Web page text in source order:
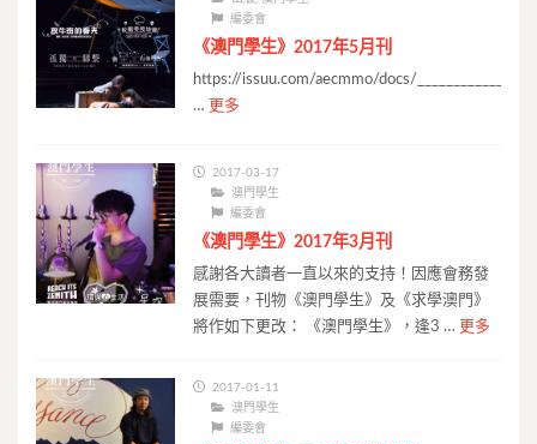
編委會
《澳門學生》2017年5月刊
https://issuu.com/aecmmo/docs/
… 更多
2017-03-17
澳門學生
編委會
《澳門學生》2017年3月刊
感謝各大讀者一直以來的支持！因應會務發
展需要，刊物《澳門學生》及《求學澳門》
將作如下更改： 《澳門學生》，逢3 … 更多
2017-01-11
澳門學生
編委會